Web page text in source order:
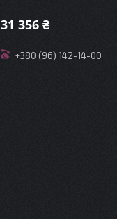
31 356 ₴
+380 (96) 142-14-00